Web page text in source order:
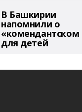
В Башкирии
напомнили о
«комендантском
для детей